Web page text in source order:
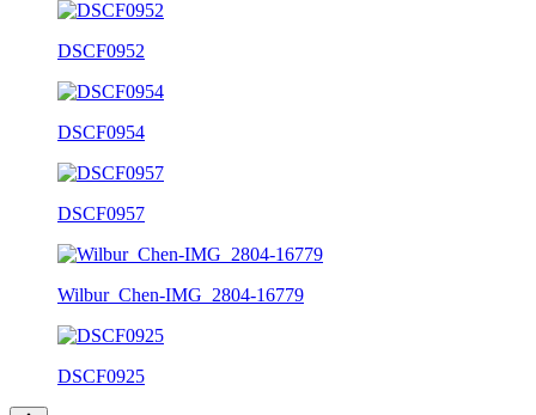
DSCF0952
DSCF0954
DSCF0957
Wilbur_Chen-IMG_2804-16779
DSCF0925